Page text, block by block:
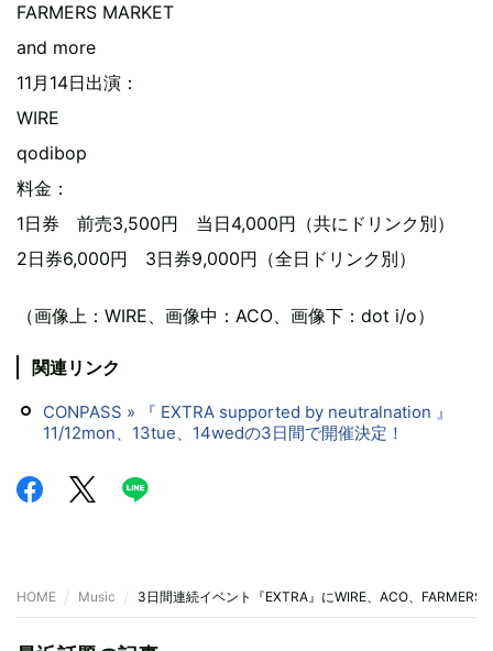
FARMERS MARKET
and more
11月14日出演：
WIRE
qodibop
料金：
1日券 前売3,500円 当日4,000円（共にドリンク別）
2日券6,000円 3日券9,000円（全日ドリンク別）
（画像上：WIRE、画像中：ACO、画像下：dot i/o）
関連リンク
CONPASS » 『 EXTRA supported by neutralnation 』
11/12mon、13tue、14wedの3日間で開催決定！
HOME Music 3日間連続イベント『EXTRA』にWIRE、ACO、FARMERS